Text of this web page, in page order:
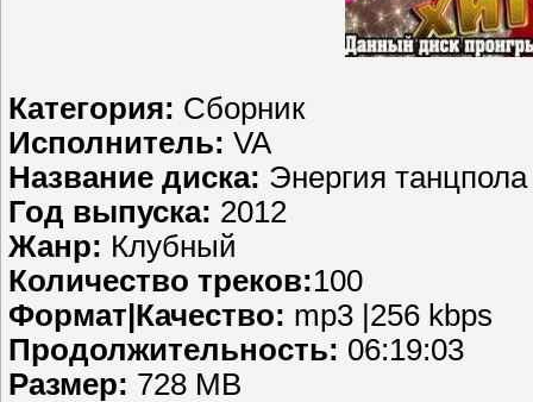
Категория: Сборник
Исполнитель: VA
Название диска: Энергия
Год выпуска: 2012
Жанр: Клубный
Количество треков:100
Формат|Качество: mp3 |256 kbps
Продолжительность: 06:19:03
Размер: 728 MB